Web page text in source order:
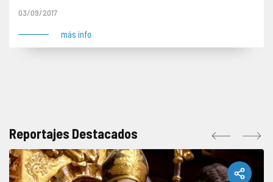
03/09/2017
más info
Reportajes Destacados